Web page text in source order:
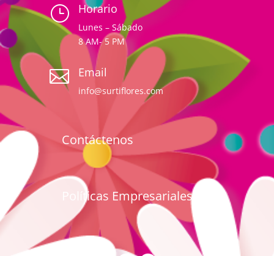
} Horario
Lunes – Sábado
8 AM- 5 PM
 Email
info@surtiflores.com
Contáctenos
Políticas Empresariales